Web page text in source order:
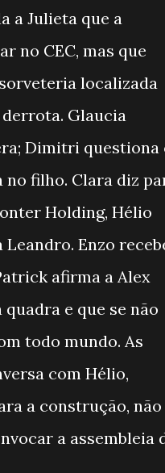
a Julieta que a
no CEC, mas que
localizada
Glaucia
Dimitri questiona
no filho. Clara diz
Holding, Hélio
Enzo
afirma a Alex
e que se não
todo mundo. As
com Hélio,
a construção, não
a assembleia